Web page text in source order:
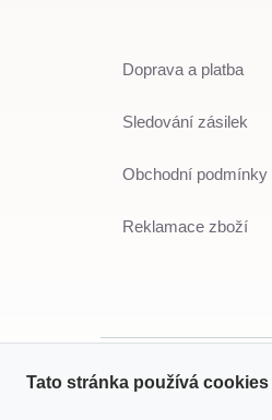
Doprava a platba
Sledování zásilek
Obchodní podmínky
Reklamace zboží
Tato stránka používá cookies